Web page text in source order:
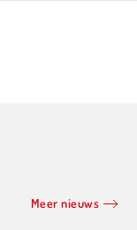
Meer nieuws